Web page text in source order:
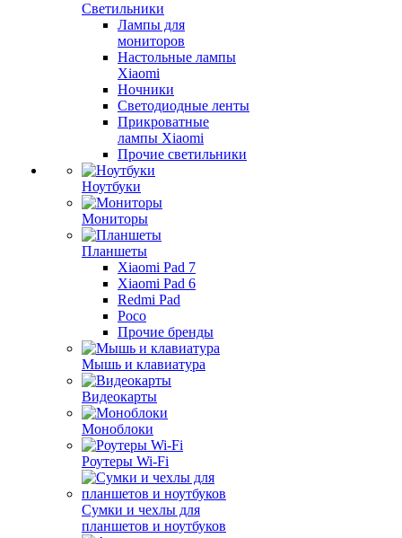
Светильники
Лампы для
мониторов
Настольные лампы
Xiaomi
Ночники
Светодиодные ленты
Прикроватные
лампы Xiaomi
Прочие светильники
Ноутбуки
Мониторы
Планшеты
Xiaomi Pad 7
Xiaomi Pad 6
Redmi Pad
Poco
Прочие бренды
Мышь и клавиатура
Видеокарты
Моноблоки
Роутеры Wi-Fi
Сумки и чехлы для
планшетов и ноутбуков